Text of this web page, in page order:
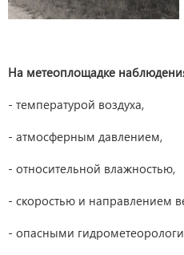
На метеоплощадке
- температурой воздуха,
- атмосферным давлением,
- относительной влажностью,
- скоростью и направлением
- опасными